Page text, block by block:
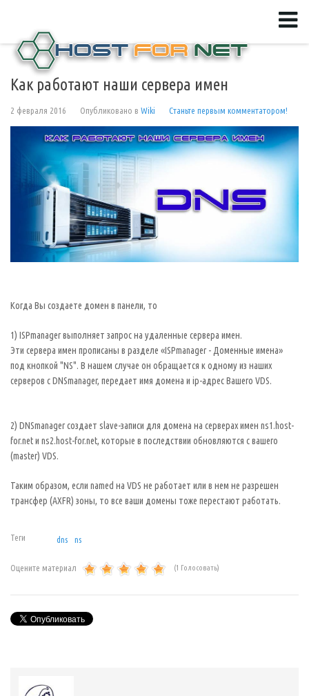
Как работают наши сервера имен
2 февраля 2016 Опубликовано в Wiki Станьте первым комментатором!
Когда Вы создаете домен в панели, то
1) ISPmanager выполняет запрос на удаленные сервера имен.
Эти сервера имен прописаны в разделе «ISPmanager - Доменные имена»
под кнопкой "NS". В нашем случае он обращается к одному из наших
серверов с DNSmanager, передает имя домена и ip-адрес Вашего VDS.
2) DNSmanager создает slave-записи для домена на серверах имен ns1.host-
for.net и ns2.host-for.net, которые в последствии обновляются с вашего
(master) VDS.
Таким образом, если named на VDS не работает или в нем не разрешен
трансфер (AXFR) зоны, то все ваши домены тоже перестают работать.
Теги dns ns
Оцените материал (1 Голосовать)